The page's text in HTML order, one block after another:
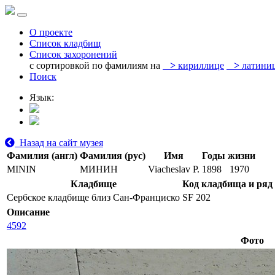
О проекте
Список кладбищ
Список захоронений
с сортировкой по фамилиям на
> кириллице >
Поиск
Язык:
Назад на сайт музея
Фамилия (англ) Фамилия (рус) Имя
Годы жизни
MININ
МИНИН Viacheslav P. 1898
1970
Кладбище
Код кладбища и ряд
Сербское кладбище близ Сан-Франциско SF 202
Описание
4592
Фото